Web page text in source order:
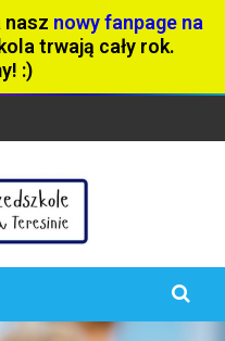
nasz nowy fanpage na
trwają cały rok.
:)